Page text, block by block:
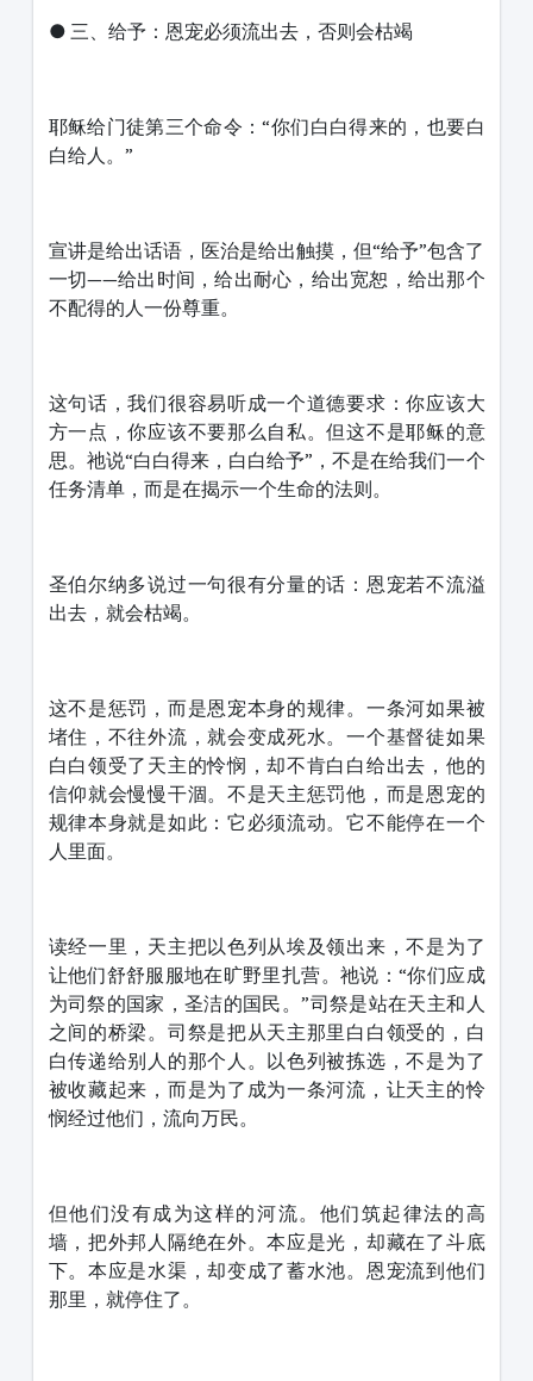
● 三、给予：恩宠必须流出去，否则会枯竭
耶稣给门徒第三个命令：“你们白白得来的，也要白
白给人。”
宣讲是给出话语，医治是给出触摸，但“给予”包含了
一切——给出时间，给出耐心，给出宽恕，给出那个
不配得的人一份尊重。
这句话，我们很容易听成一个道德要求：你应该大
方一点，你应该不要那么自私。但这不是耶稣的意
思。祂说“白白得来，白白给予”，不是在给我们一个
任务清单，而是在揭示一个生命的法则。
圣伯尔纳多说过一句很有分量的话：恩宠若不流溢
出去，就会枯竭。
这不是惩罚，而是恩宠本身的规律。一条河如果被
堵住，不往外流，就会变成死水。一个基督徒如果
白白领受了天主的怜悯，却不肯白白给出去，他的
信仰就会慢慢干涸。不是天主惩罚他，而是恩宠的
规律本身就是如此：它必须流动。它不能停在一个
人里面。
读经一里，天主把以色列从埃及领出来，不是为了
让他们舒舒服服地在旷野里扎营。祂说：“你们应成
为司祭的国家，圣洁的国民。”司祭是站在天主和人
之间的桥梁。司祭是把从天主那里白白领受的，白
白传递给别人的那个人。以色列被拣选，不是为了
被收藏起来，而是为了成为一条河流，让天主的怜
悯经过他们，流向万民。
但他们没有成为这样的河流。他们筑起律法的高
墙，把外邦人隔绝在外。本应是光，却藏在了斗底
下。本应是水渠，却变成了蓄水池。恩宠流到他们
那里，就停住了。